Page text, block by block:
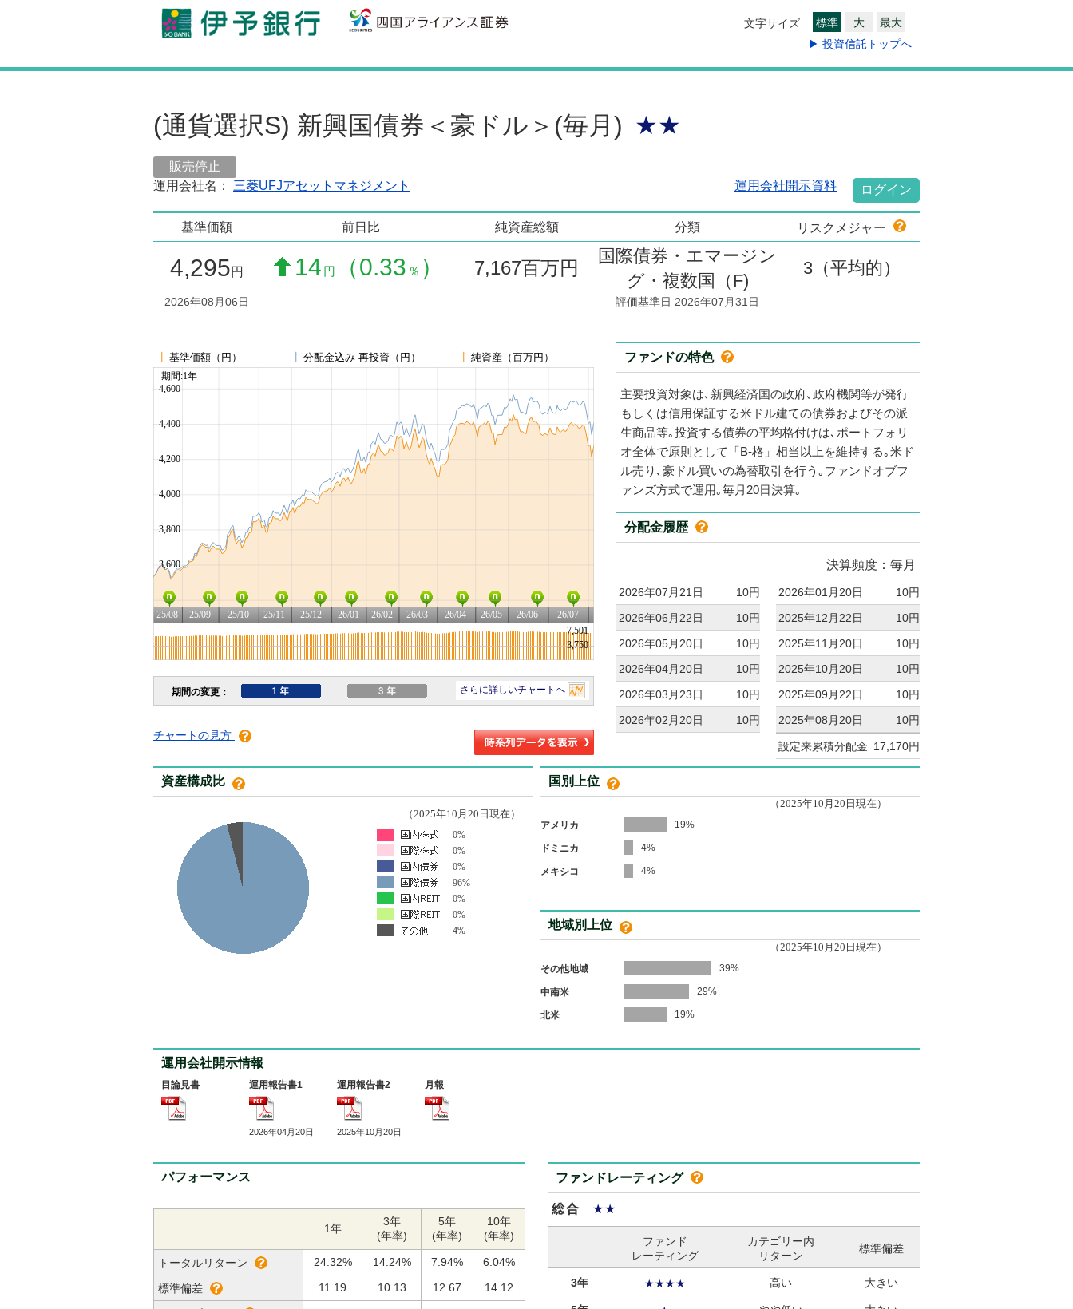
標準 大
最大
▶ 投資信託トップへ
文字サイズ
(通貨選択S) 新興国債券＜豪ドル＞(毎月) ★★
販売停止
運用会社名： 三菱UFJアセットマネジメント 運用会社開示資料 ログイン
基準価額 前日比 純資産総額 分類 リスクメジャー
4,295円 14 円 （0.33 ％ ） 7,167百万円
国際債券・エマージン
グ・複数国（F)
3（平均的）
2026年08月06日 評価基準日 2026年07月31日
チャートの見方
ファンドの特色
主要投資対象は､新興経済国の政府､政府機関等が発行
もしくは信用保証する米ドル建ての債券およびその派
生商品等｡投資する債券の平均格付けは､ポートフォリ
オ全体で原則として「B-格」相当以上を維持する｡米ド
ル売り､豪ドル買いの為替取引を行う｡ファンドオブフ
ァンズ方式で運用｡毎月20日決算｡
分配金履歴
決算頻度：毎月
2026年07月21日
10円
2026年06月22日
10円
2026年05月20日
10円
2026年04月20日
10円
2026年03月23日
10円
2026年02月20日
10円
2026年01月20日
10円
2025年12月22日
10円
2025年11月20日
10円
2025年10月20日
10円
2025年09月22日
10円
2025年08月20日
10円
設定来累積分配金 17,170円
資産構成比
（2025年10月20日現在）
0%
0%
0%
96%
0%
0%
4%
国別上位
（2025年10月20日現在）
アメリカ 19%
ドミニカ 4%
メキシコ 4%
地域別上位
（2025年10月20日現在）
その他地域 39%
中南米 29%
北米 19%
運用会社開示情報
目論見書 運用報告書1
2026年04月20日
運用報告書2
2025年10月20日
月報
パフォーマンス
1年
3年
(年率)
5年
(年率)
10年
(年率)
トータルリターン 24.32% 14.24% 7.94% 6.04%
標準偏差 11.19 10.13 12.67 14.12
ファンドレーティング
総合 ★★
ファンド
レーティング
カテゴリー内
リターン
標準偏差
3年 ★★★★ 高い 大きい